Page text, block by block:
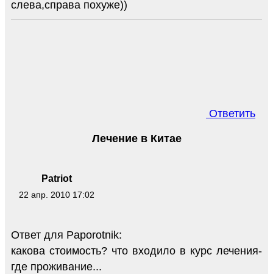
слева,справа похуже))
Ответить
Patriot
22 апр. 2010 17:02
Лечение в Китае
Ответ для Paporotnik:
какова стоимость? что входило в курс лечения-
где проживание...